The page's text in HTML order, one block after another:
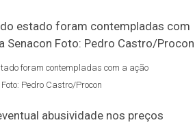
foram contempladas com a ação
Pedro Castro/Procon
abusividade nos preços